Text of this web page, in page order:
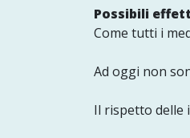
Possibili
Come tutti i
Ad oggi non
Il rispetto delle